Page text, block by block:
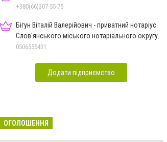
+380(66)307-55-75
Бігун Віталій Валерійович - приватний нотаріус
Слов'янського міського нотаріального округу
Дон.обл.
0506555431
Додати підприємство
ОГОЛОШЕННЯ